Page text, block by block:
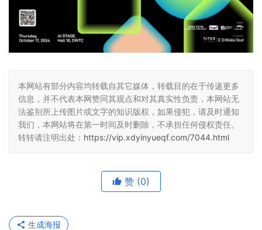
本网站有部分内容均转载自其它媒体，转载目的在于传递更多
信息，并不代表本网赞同其观点和对其真实性负责，本网站无
法鉴别所上传图片或文字的知识版权，如果侵犯，请及时通知
我们，本网站将在第一时间及时删除，不承担任何侵权责任。
转转请注明出处： https://vip.xdyinyueqf.com/7044.html
赞 (0)
生成海报